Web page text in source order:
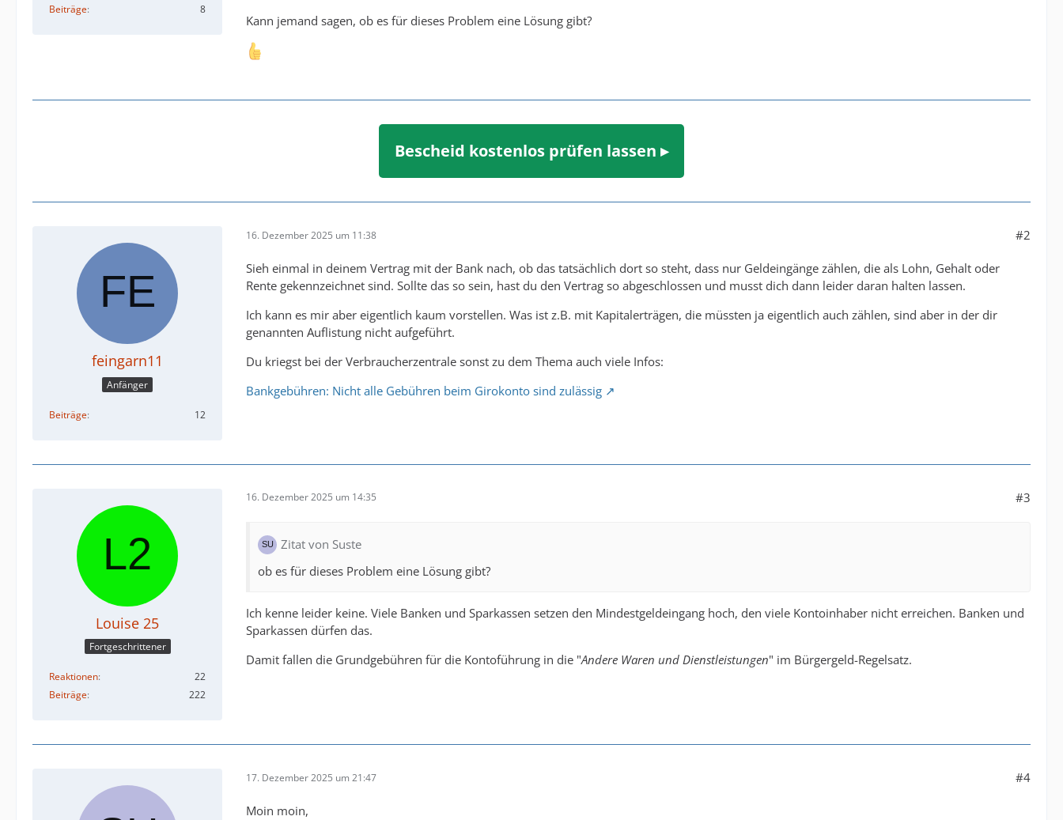
Beiträge 8
Kann jemand sagen, ob es für dieses Problem eine Lösung gibt?
Bescheid kostenlos prüfen lassen ▸
feingarn11
Anfänger
Beiträge 12
16. Dezember 2025 um 11:38 #2
Sieh einmal in deinem Vertrag mit der Bank nach, ob das tatsächlich dort so steht, dass nur Geldeingänge zählen, die als Lohn, Gehalt oder
Rente gekennzeichnet sind. Sollte das so sein, hast du den Vertrag so abgeschlossen und musst dich dann leider daran halten lassen.
Ich kann es mir aber eigentlich kaum vorstellen. Was ist z.B. mit Kapitalerträgen, die müssten ja eigentlich auch zählen, sind aber in der dir
genannten Auflistung nicht aufgeführt.
Du kriegst bei der Verbraucherzentrale sonst zu dem Thema auch viele Infos:
Bankgebühren: Nicht alle Gebühren beim Girokonto sind zulässig
Louise 25
Fortgeschrittener
Reaktionen
22
Beiträge
222
16. Dezember 2025 um 14:35 #3
Zitat von Suste
ob es für dieses Problem eine Lösung gibt?
Ich kenne leider keine. Viele Banken und Sparkassen setzen den Mindestgeldeingang hoch, den viele Kontoinhaber nicht erreichen. Banken und
Sparkassen dürfen das.
Damit fallen die Grundgebühren für die Kontoführung in die "Andere Waren und Dienstleistungen" im Bürgergeld-Regelsatz.
17. Dezember 2025 um 21:47 #4
Moin moin,